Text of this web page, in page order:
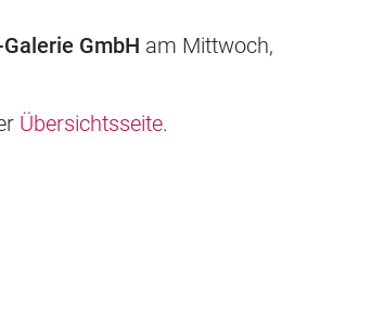
GmbH am Mittwoch,
Übersichtsseite.